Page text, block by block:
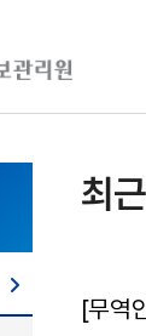
이지로
최
[무역